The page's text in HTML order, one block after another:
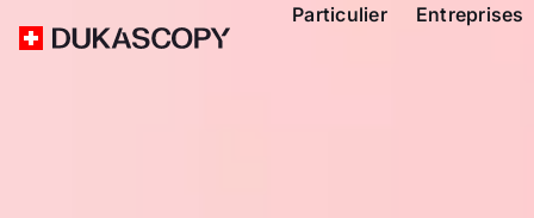
Particulier Entreprises